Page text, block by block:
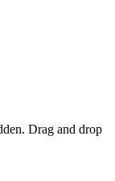
Drag and drop